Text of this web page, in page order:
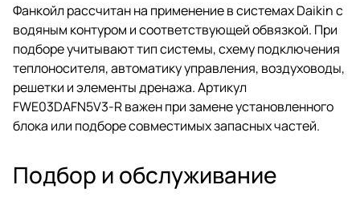
Фанкойл рассчитан на применение в системах Daikin с
водяным контуром и соответствующей обвязкой. При
подборе учитывают тип системы, схему подключения
теплоносителя, автоматику управления, воздуховоды,
решетки и элементы дренажа. Артикул
FWE03DAFN5V3-R важен при замене установленного
блока или подборе совместимых запасных частей.
Подбор и обслуживание